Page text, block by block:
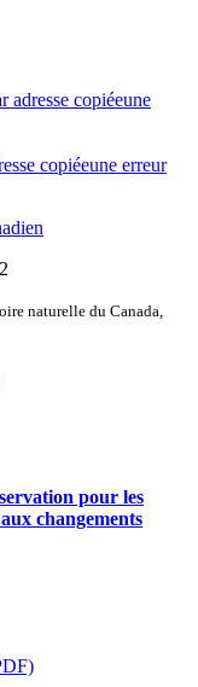
adresse copiéeune
copiéeune erreur
naturelle du Canada,
pour les
changements